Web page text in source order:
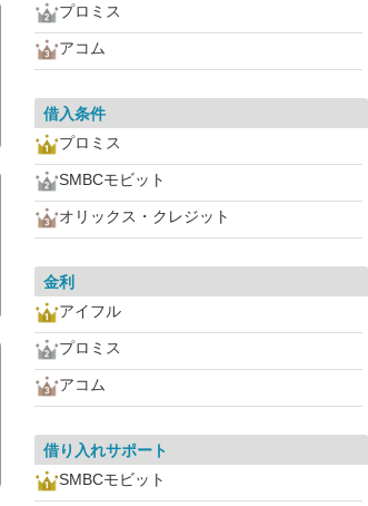
プロミス
アコム
借入条件
プロミス
SMBCモビット
オリックス・クレジット
金利
アイフル
プロミス
アコム
借り入れサポート
SMBCモビット